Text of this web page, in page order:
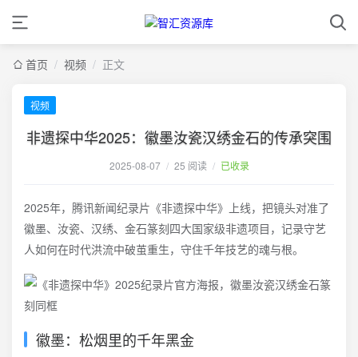
首页 / 视频 / 正文
视频
非遗探中华2025：徽墨汝瓷汉绣金石的传承突围
2025-08-07 / 25 阅读 / 已收录
2025年，腾讯新闻纪录片《非遗探中华》上线，把镜头对准了
徽墨、汝瓷、汉绣、金石篆刻四大国家级非遗项目，记录守艺
人如何在时代洪流中破茧重生，守住千年技艺的魂与根。
徽墨：松烟里的千年黑金